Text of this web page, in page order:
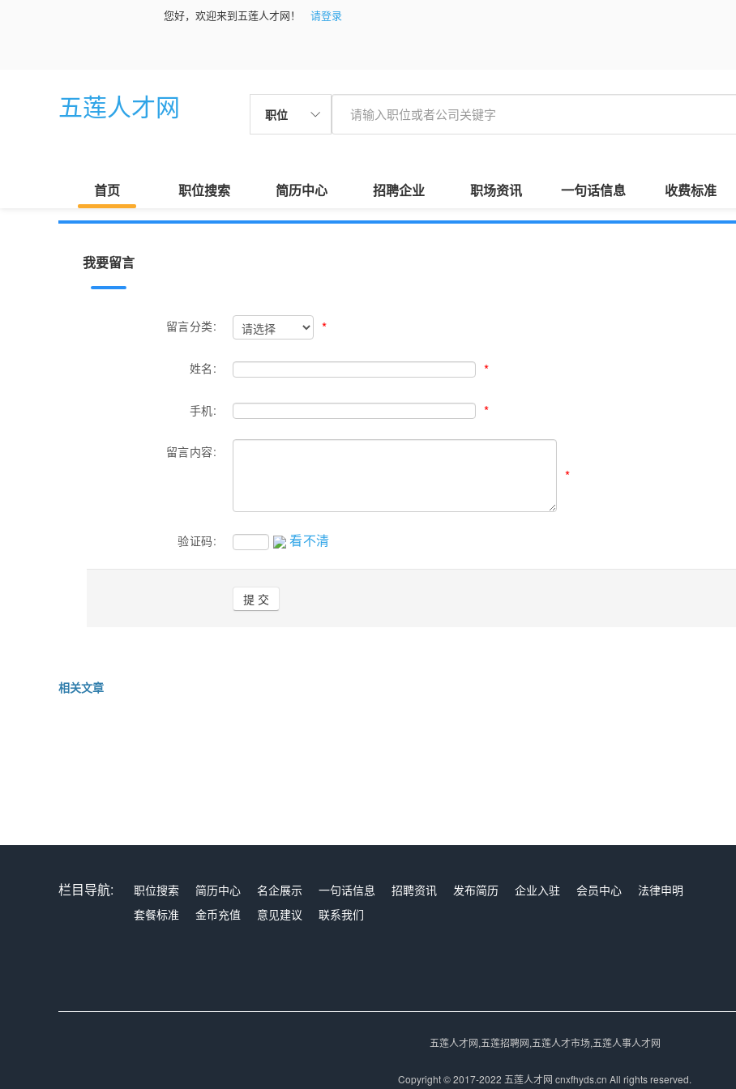
您好，欢迎来到五莲人才网！
请登录
五莲人才网 职位
首页 职位搜索 简历中心 招聘企业 职场资讯 一句话信息 收费标准
我要留言
留言分类: *
姓名: *
手机: *
留言内容:
*
验证码: 看不清
相关文章
栏目导航: 职位搜索 简历中心 名企展示 一句话信息 招聘资讯 发布简历 企业入驻 会员中心
法律申明
套餐标准
金币充值 意见建议 联系我们
五莲人才网,五莲招聘网,五莲人才市场,五莲人事人才网
Copyright © 2017-2022 五莲人才网 cnxfhyds.cn All rights reserved.